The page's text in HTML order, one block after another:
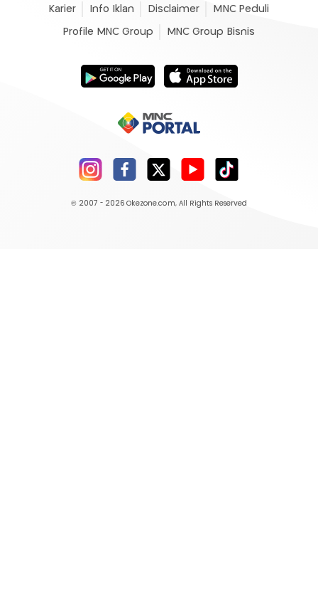
Karier Info Iklan Disclaimer MNC Peduli
Profile MNC Group MNC Group Bisnis
© 2007 - 2026 Okezone.com, All Rights Reserved